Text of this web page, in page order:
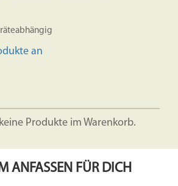
an
Produkte im Warenkorb.
ANFASSEN FÜR DICH